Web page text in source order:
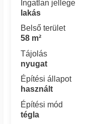
Ingatlan jellege
lakás
Belső terület
58 m²
Tájolás
nyugat
Építési állapot
használt
Építési mód
tégla